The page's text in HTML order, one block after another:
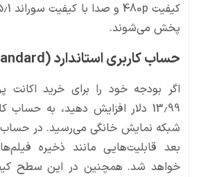
پخش می‌شوند.
حساب کاربری استاندارد (Standard)
اگر بودجه خود را برای خرید اکانت
13.99 دلار افزایش دهید، به حساب
شبکه نمایش خانگی می‌رسید. در حساب
بعد قابلیت‌هایی مانند ذخیره